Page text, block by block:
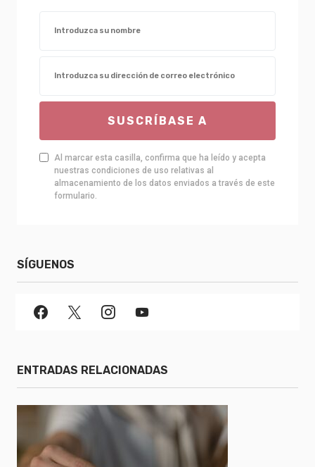
SUSCRÍBASE A
Al marcar esta casilla, confirma que ha leído y acepta
nuestras condiciones de uso relativas al
almacenamiento de los datos enviados a través de este
formulario.
SÍGUENOS
ENTRADAS RELACIONADAS